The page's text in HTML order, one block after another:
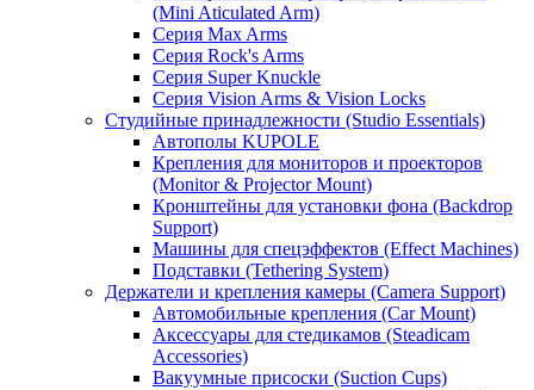
(Mini Aticulated Arm)
Серия Max Arms
Серия Rock's Arms
Серия Super Knuckle
Серия Vision Arms & Vision Locks
Студийные принадлежности (Studio Essentials)
Автополы KUPOLE
Крепления для мониторов и проекторов
(Monitor & Projector Mount)
Кронштейны для установки фона (Backdrop
Support)
Машины для спецэффектов (Effect Machines)
Подставки (Tethering System)
Держатели и крепления камеры (Camera Support)
Автомобильные крепления (Car Mount)
Аксессуары для стедикамов (Steadicam
Accessories)
Вакуумные присоски (Suction Cups)